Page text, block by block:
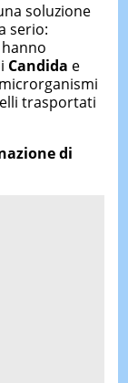
soluzione
serio:
Candida e
trasportati
di